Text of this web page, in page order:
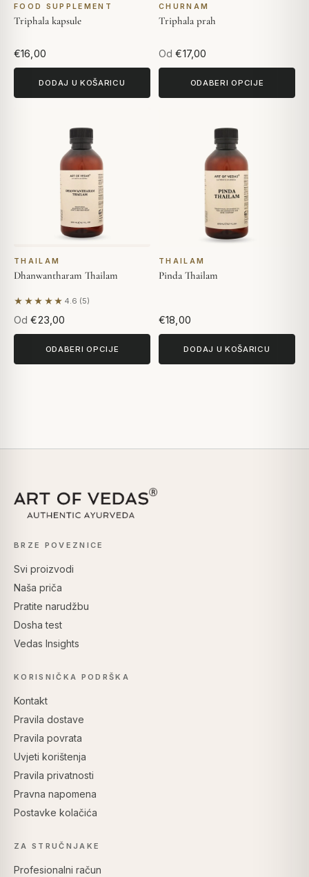
FOOD SUPPLEMENT
Triphala kapsule
€16,00
DODAJ U KOŠARICU
CHURNAM
Triphala prah
Od €17,00
ODABERI OPCIJE
THAILAM
Dhanwantharam Thailam
★★★★★ 4.6 (5)
Na temelju 5 recenzija
Od €23,00
ODABERI OPCIJE
THAILAM
Pinda Thailam
€18,00
DODAJ U KOŠARICU
BRZE POVEZNICE
Svi proizvodi
Naša priča
Pratite narudžbu
Dosha test
Vedas Insights
KORISNIČKA PODRŠKA
Kontakt
Pravila dostave
Pravila povrata
Uvjeti korištenja
Pravila privatnosti
Pravna napomena
Postavke kolačića
ZA STRUČNJAKE
Profesionalni račun